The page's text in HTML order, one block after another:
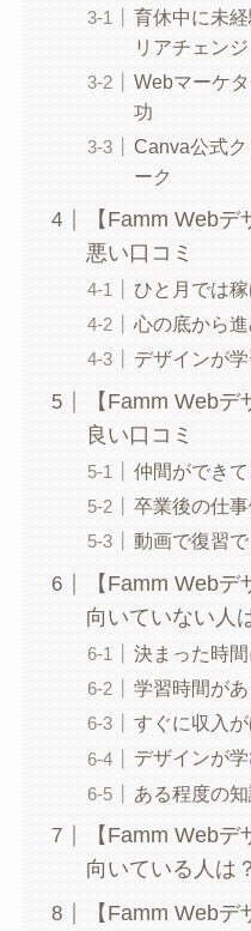
育休中に未
リアチェンジ
Webマーケ
功
Canva公式
ーク
【Famm Webデ
悪い口コミ
ひと月では
心の底から
デザインが
【Famm Webデ
良い口コミ
仲間ができ
卒業後の仕
動画で復習
【Famm Webデ
向いていない人
決まった時
学習時間が
すぐに収入が
デザインが
ある程度の
【Famm Webデ
向いている人は？
【Famm Webデ